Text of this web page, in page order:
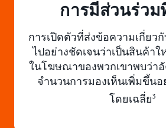
การมีส่วนร่ว
การเปิดตัวที่ส่งข้อความเกี่ยว
ไปอย่างชัดเจนว่าเป็นสินค้า
ในโฆษณาของพวกเขาพบว่า
จำนวนการมองเห็นเพิ่มขึ้น
โดยเฉลี่ย3